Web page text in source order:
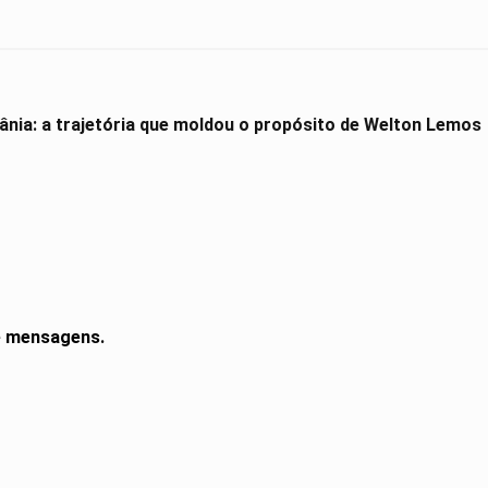
a trajetória que moldou o propósito de Welton Lemos